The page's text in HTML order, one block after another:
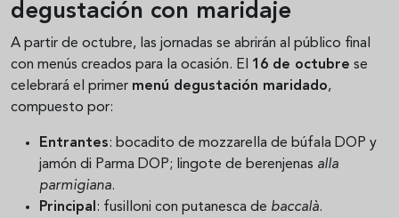
degustación con maridaje
A partir de octubre, las jornadas se abrirán al público final
con menús creados para la ocasión. El 16 de octubre se
celebrará el primer menú degustación maridado,
compuesto por:
Entrantes: bocadito de mozzarella de búfala DOP y
jamón di Parma DOP; lingote de berenjenas alla
parmigiana.
Principal: fusilloni con putanesca de baccalà.